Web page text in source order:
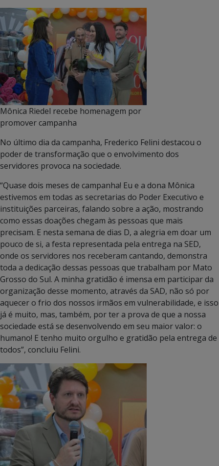
Mônica Riedel recebe homenagem por
promover campanha
No último dia da campanha, Frederico Felini destacou o
poder de transformação que o envolvimento dos
servidores provoca na sociedade.
“Quase dois meses de campanha! Eu e a dona Mônica
estivemos em todas as secretarias do Poder Executivo e
instituições parceiras, falando sobre a ação, mostrando
como essas doações chegam às pessoas que mais
precisam. E nesta semana de dias D, a alegria em doar um
pouco de si, a festa representada pela entrega na SED,
onde os servidores nos receberam cantando, demonstra
toda a dedicação dessas pessoas que trabalham por Mato
Grosso do Sul. A minha gratidão é imensa em participar da
organização desse momento, através da SAD, não só por
aquecer o frio dos nossos irmãos em vulnerabilidade, e isso
já é muito, mas, também, por ter a prova de que a nossa
sociedade está se desenvolvendo em seu maior valor: o
humano! E tenho muito orgulho e gratidão pela entrega de
todos”, concluiu Felini.